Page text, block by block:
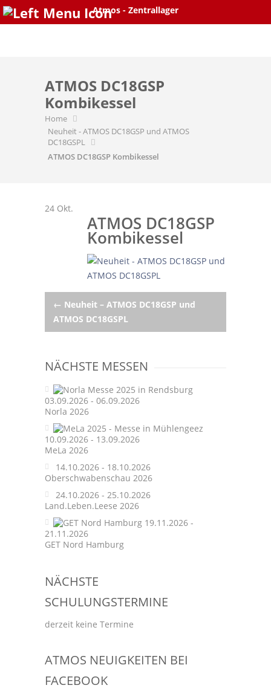
ATMOS DC18GSP
Kombikessel
Home
Neuheit - ATMOS DC18GSP und ATMOS
DC18GSPL
ATMOS DC18GSP Kombikessel
24 Okt.
ATMOS DC18GSP
Kombikessel
Post
navigation
← Neuheit – ATMOS DC18GSP und
ATMOS DC18GSPL
NÄCHSTE MESSEN
03.09.2026 - 06.09.2026
Norla 2026
10.09.2026 - 13.09.2026
MeLa 2026
14.10.2026 - 18.10.2026
Oberschwabenschau 2026
24.10.2026 - 25.10.2026
Land.Leben.Leese 2026
19.11.2026 -
21.11.2026
GET Nord Hamburg
NÄCHSTE
SCHULUNGSTERMINE
derzeit keine Termine
ATMOS NEUIGKEITEN BEI
FACEBOOK
Atmos - Zentrallager